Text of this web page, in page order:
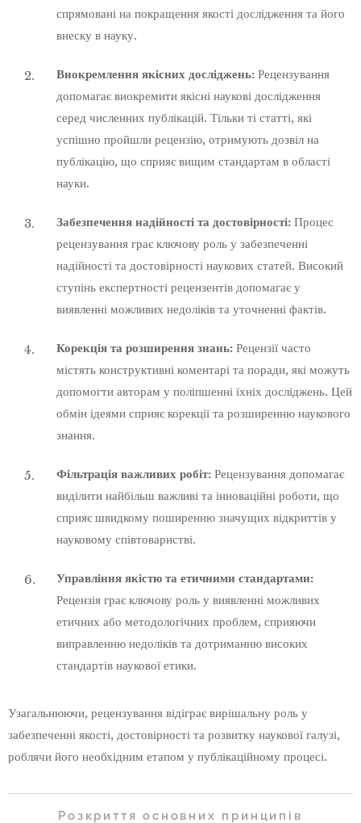
спрямовані на покращення якості дослідження та його
внеску в науку.
Виокремлення якісних досліджень: Рецензування
допомагає виокремити якісні наукові дослідження
серед численних публікацій. Тільки ті статті, які
успішно пройшли рецензію, отримують дозвіл на
публікацію, що сприяє вищим стандартам в області
науки.
Забезпечення надійності та достовірності: Процес
рецензування грає ключову роль у забезпеченні
надійності та достовірності наукових статей. Високий
ступінь експертності рецензентів допомагає у
виявленні можливих недоліків та уточненні фактів.
Корекція та розширення знань: Рецензії часто
містять конструктивні коментарі та поради, які можуть
допомогти авторам у поліпшенні їхніх досліджень. Цей
обмін ідеями сприяє корекції та розширенню наукового
знання.
Фільтрація важливих робіт: Рецензування допомагає
виділити найбільш важливі та інноваційні роботи, що
сприяє швидкому поширенню значущих відкриттів у
науковому співтоваристві.
Управління якістю та етичними стандартами:
Рецензія грає ключову роль у виявленні можливих
етичних або методологічних проблем, сприяючи
виправленню недоліків та дотриманню високих
стандартів наукової етики.
Узагальнюючи, рецензування відіграє вирішальну роль у
забезпеченні якості, достовірності та розвитку наукової галузі,
роблячи його необхідним етапом у публікаційному процесі.
Розкриття основних принципів